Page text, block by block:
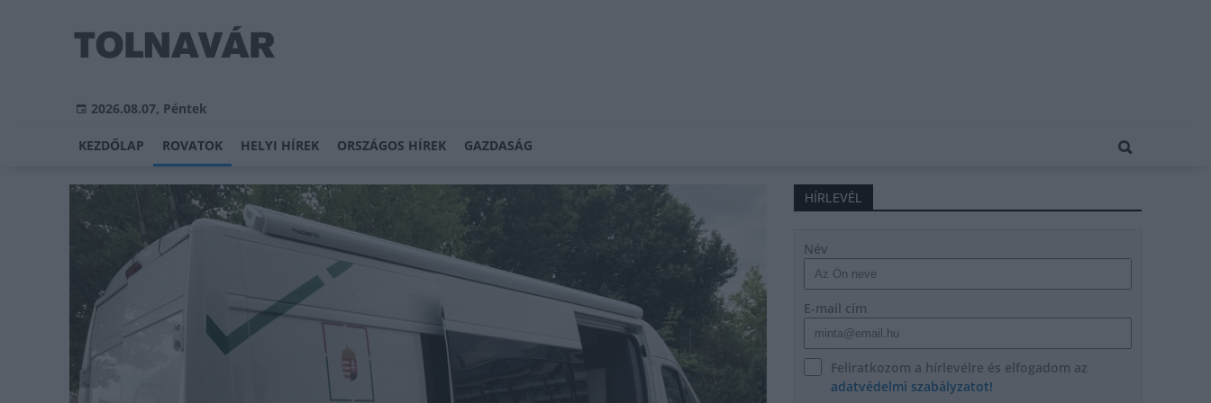
2026.08.07, Péntek
KEZDŐLAP ROVATOK HELYI HÍREK ORSZÁGOS HÍREK GAZDASÁG
HÍRLEVÉL
Név
E-mail cím
Feliratkozom a hírlevélre és elfogadom az
adatvédelmi szabályzatot!